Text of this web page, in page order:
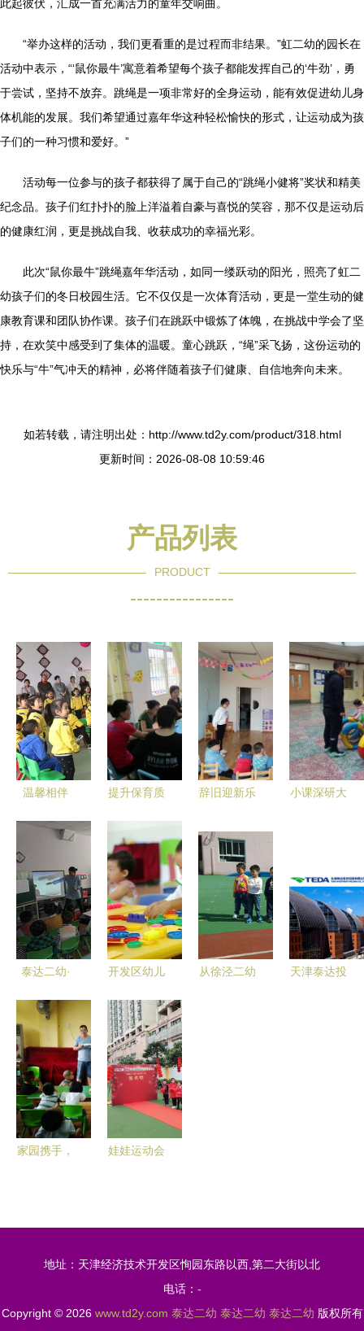
此起彼伏，汇成一首充满活力的童年交响曲。
“举办这样的活动，我们更看重的是过程而非结果。”虹二幼的园长在
活动中表示，“‘鼠你最牛’寓意着希望每个孩子都能发挥自己的‘牛劲’，勇
于尝试，坚持不放弃。跳绳是一项非常好的全身运动，能有效促进幼儿身
体机能的发展。我们希望通过嘉年华这种轻松愉快的形式，让运动成为孩
子们的一种习惯和爱好。”
活动每一位参与的孩子都获得了属于自己的“跳绳小健将”奖状和精美
纪念品。孩子们红扑扑的脸上洋溢着自豪与喜悦的笑容，那不仅是运动后
的健康红润，更是挑战自我、收获成功的幸福光彩。
此次“鼠你最牛”跳绳嘉年华活动，如同一缕跃动的阳光，照亮了虹二
幼孩子们的冬日校园生活。它不仅仅是一次体育活动，更是一堂生动的健
康教育课和团队协作课。孩子们在跳跃中锻炼了体魄，在挑战中学会了坚
持，在欢笑中感受到了集体的温暖。童心跳跃，“绳”采飞扬，这份运动的
快乐与“牛”气冲天的精神，必将伴随着孩子们健康、自信地奔向未来。
如若转载，请注明出处：http://www.td2y.com/product/318.html
更新时间：2026-08-08 10:59:46
产品列表
PRODUCT
----------------
温馨相伴
——高碑店
市二幼中班
家长开放日
活动纪实
提升保育质
康成长——
三钢二幼携
手泰达二幼
开展保育员
经验交流培
训
辞旧迎新乐
童趣绘新年
——高丽营
二幼与泰达
二幼元旦活
小课深研大
泰达二幼·
日开放课活
动记录
（2012年
下半年）
开发区幼儿
啦！泰达二
幼在线报名
入口在这里
从徐泾二幼
天津泰达投
家园携手，
半日体验活
娃娃运动会
地址：天津经济技术开发区恂园东路以西,第二大街以北
电话：-
Copyright © 2026 www.td2y.com 泰达二幼 泰达二幼 泰达二幼 版权所有